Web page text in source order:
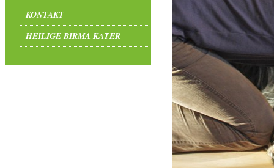
KONTAKT
HEILIGE BIRMA KATER